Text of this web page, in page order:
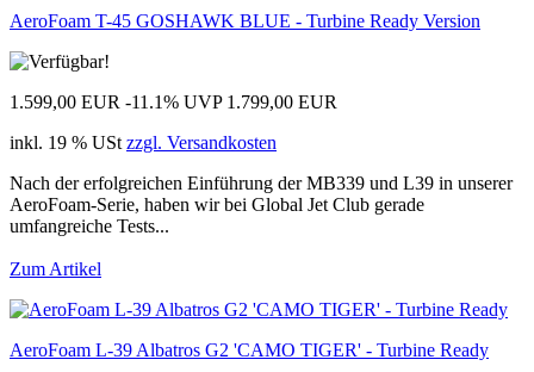
AeroFoam T-45 GOSHAWK BLUE - Turbine Ready Version
1.599,00 EUR -11.1% UVP 1.799,00 EUR
inkl. 19 % USt zzgl. Versandkosten
Nach der erfolgreichen Einführung der MB339 und L39 in unserer
AeroFoam-Serie, haben wir bei Global Jet Club gerade
umfangreiche Tests...
Zum Artikel
AeroFoam L-39 Albatros G2 'CAMO TIGER' - Turbine Ready